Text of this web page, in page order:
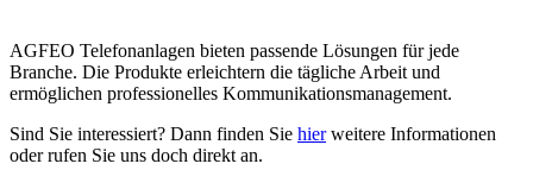
AGFEO Telefonanlagen bieten passende Lösungen für jede
Branche. Die Produkte erleichtern die tägliche Arbeit und
ermöglichen professionelles Kommunikationsmanagement.
Sind Sie interessiert? Dann finden Sie hierweitere Informationen
oder rufen Sie uns doch direkt an.